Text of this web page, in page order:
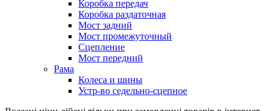
Коробка передач
Коробка раздаточная
Мост задний
Мост промежуточный
Сцепление
Мост передний
Рама
Колеса и шины
Устр-во седельно-сцепное